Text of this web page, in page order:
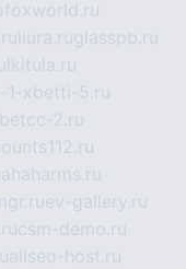
liura.ruglasspb.ru
1-xbetti-5.ru
2.ru
ev-gallery.ru
csm-demo.ru
allseo-host.ru